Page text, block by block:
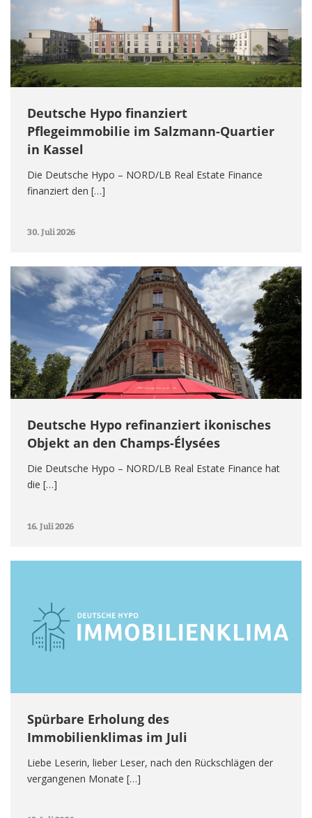
Deutsche Hypo finanziert
Pflegeimmobilie im Salzmann-Quartier
in Kassel
Die Deutsche Hypo – NORD/LB Real Estate Finance
finanziert den […]
30. Juli 2026
Deutsche Hypo refinanziert ikonisches
Objekt an den Champs-Élysées
Die Deutsche Hypo – NORD/LB Real Estate Finance hat
die […]
16. Juli 2026
Spürbare Erholung des
Immobilienklimas im Juli
Liebe Leserin, lieber Leser, nach den Rückschlägen der
vergangenen Monate […]